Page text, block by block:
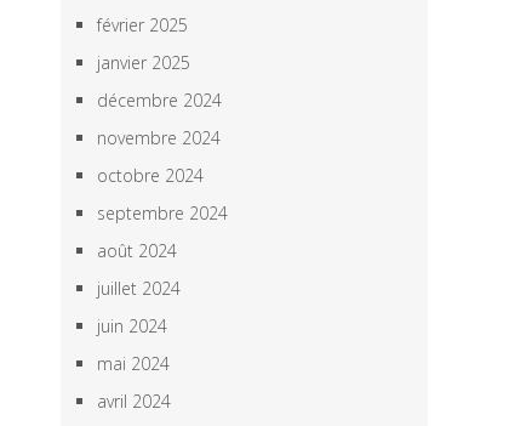
février 2025
janvier 2025
décembre 2024
novembre 2024
octobre 2024
septembre 2024
août 2024
juillet 2024
juin 2024
mai 2024
avril 2024